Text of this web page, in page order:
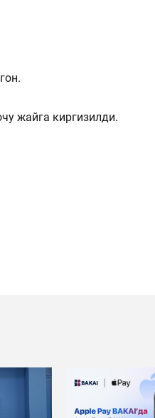
жайга киргизилди.